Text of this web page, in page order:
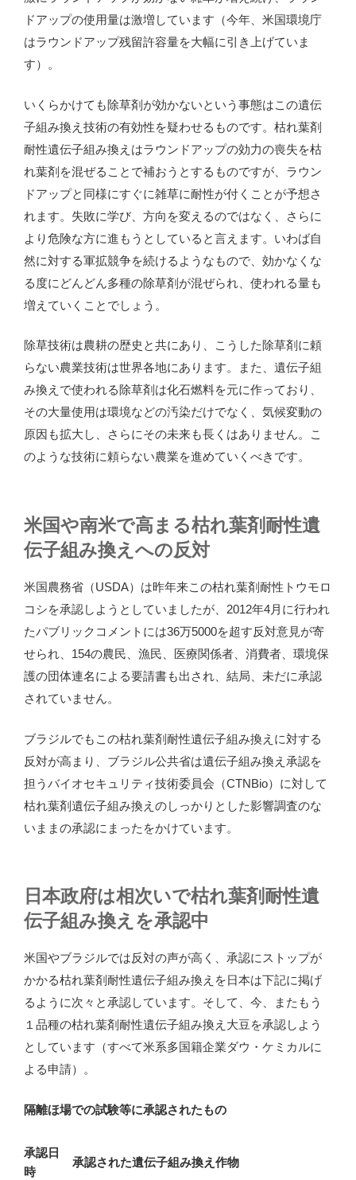
ドアップの使用量は激増しています（今年、米国環境庁
はラウンドアップ残留許容量を大幅に引き上げていま
す）。
いくらかけても除草剤が効かないという事態はこの遺伝
子組み換え技術の有効性を疑わせるものです。枯れ葉剤
耐性遺伝子組み換えはラウンドアップの効力の喪失を枯
れ葉剤を混ぜることで補おうとするものですが、ラウン
ドアップと同様にすぐに雑草に耐性が付くことが予想さ
れます。失敗に学び、方向を変えるのではなく、さらに
より危険な方に進もうとしていると言えます。いわば自
然に対する軍拡競争を続けるようなもので、効かなくな
る度にどんどん多種の除草剤が混ぜられ、使われる量も
増えていくことでしょう。
除草技術は農耕の歴史と共にあり、こうした除草剤に頼
らない農業技術は世界各地にあります。また、遺伝子組
み換えで使われる除草剤は化石燃料を元に作っており、
その大量使用は環境などの汚染だけでなく、気候変動の
原因も拡大し、さらにその未来も長くはありません。こ
のような技術に頼らない農業を進めていくべきです。
米国や南米で高まる枯れ葉剤耐性遺
伝子組み換えへの反対
米国農務省（USDA）は昨年来この枯れ葉剤耐性トウモロ
コシを承認しようとしていましたが、2012年4月に行われ
たパブリックコメントには36万5000を超す反対意見が寄
せられ、154の農民、漁民、医療関係者、消費者、環境保
護の団体連名による要請書も出され、結局、未だに承認
されていません。
ブラジルでもこの枯れ葉剤耐性遺伝子組み換えに対する
反対が高まり、ブラジル公共省は遺伝子組み換え承認を
担うバイオセキュリティ技術委員会（CTNBio）に対して
枯れ葉剤遺伝子組み換えのしっかりとした影響調査のな
いままの承認にまったをかけています。
日本政府は相次いで枯れ葉剤耐性遺
伝子組み換えを承認中
米国やブラジルでは反対の声が高く、承認にストップが
かかる枯れ葉剤耐性遺伝子組み換えを日本は下記に掲げ
るように次々と承認しています。そして、今、またもう
１品種の枯れ葉剤耐性遺伝子組み換え大豆を承認しよう
としています（すべて米系多国籍企業ダウ・ケミカルに
よる申請）。
隔離ほ場での試験等に承認されたもの
承認日
時
承認された遺伝子組み換え作物